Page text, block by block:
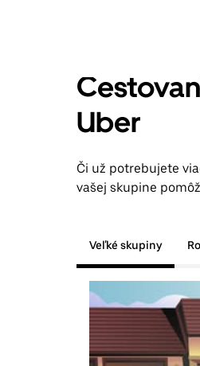
Uber
Či už potrebujete
vašej skupine
Veľké skupiny